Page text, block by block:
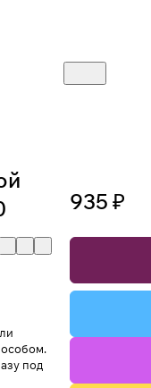
под
935 ₽